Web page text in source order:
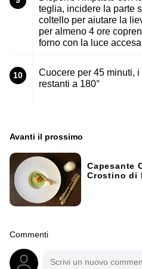
teglia, incidere la parte
coltello per aiutare la
per almeno 4 ore
forno con la luce accesa
10
Cuocere per 45 minuti,
restanti a 180°
Avanti il ​​prossimo
Capesante
Crostino di
Commenti